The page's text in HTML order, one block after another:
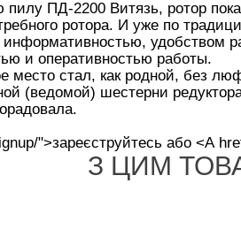
ПД-2200 Витязь, ротор
ротора. И уже по
информативностью,
и оперативностью работы.
стал, как родной, без
(ведомой) шестерни
">зареєструйтесь або <А
З ЦИМ